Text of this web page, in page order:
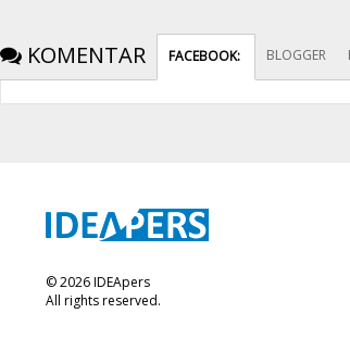
KOMENTAR FACEBOOK: BLOGGER
©2026IDEApers
All rights reserved.